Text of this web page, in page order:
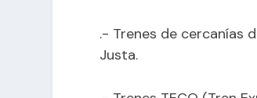
.- Trenes de cercanías
Justa.